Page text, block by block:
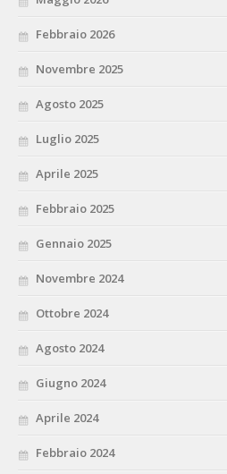
Febbraio 2026
Novembre 2025
Agosto 2025
Luglio 2025
Aprile 2025
Febbraio 2025
Gennaio 2025
Novembre 2024
Ottobre 2024
Agosto 2024
Giugno 2024
Aprile 2024
Febbraio 2024